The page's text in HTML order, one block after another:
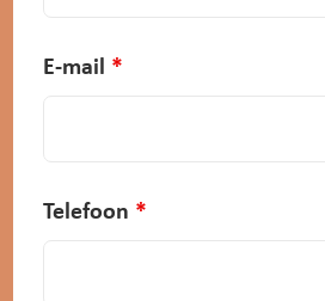
E-mail *
Telefoon *